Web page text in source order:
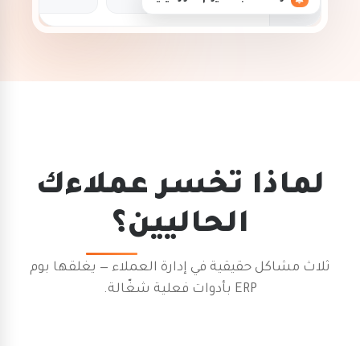
لماذا تخسر عملاءك
الحاليين؟
ثلاث مشاكل حقيقية في إدارة العملاء — يغلقها بوم
ERP بأدوات فعلية شغّالة.